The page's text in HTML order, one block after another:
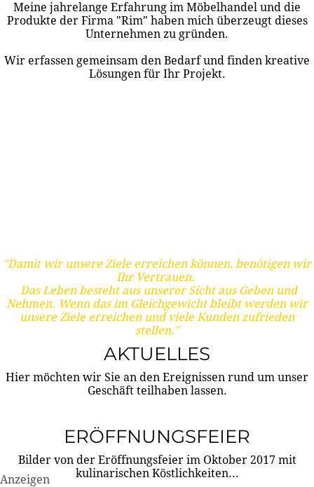
Meine jahrelange Erfahrung im Möbelhandel und die
Produkte der Firma "Rim" haben mich überzeugt dieses
Unternehmen zu gründen.
Wir erfassen gemeinsam den Bedarf und finden kreative
Lösungen für Ihr Projekt.
"Damit wir unsere Ziele erreichen können, benötigen wir
Ihr Vertrauen.
Das Leben besteht aus unserer Sicht aus Geben und
Nehmen. Wenn das im Gleichgewicht bleibt werden wir
unsere Ziele erreichen und viele Kunden zufrieden
stellen."
AKTUELLES
Hier möchten wir Sie an den Ereignissen rund um unser
Geschäft teilhaben lassen.
ERÖFFNUNGSFEIER
Bilder von der Eröffnungsfeier im Oktober 2017 mit
kulinarischen Köstlichkeiten...
Anzeigen